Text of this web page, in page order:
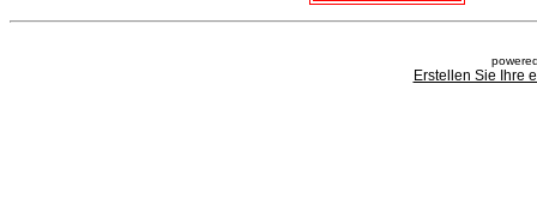
Erstellen Sie Ihre